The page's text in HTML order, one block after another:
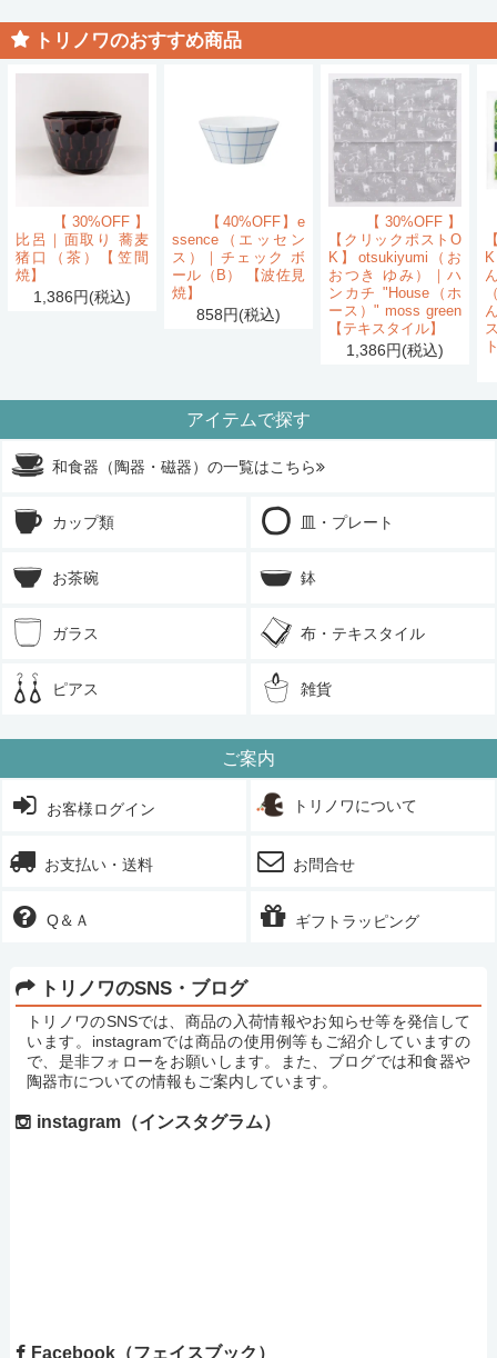
トリノワのおすすめ商品
【30%OFF】
比呂｜面取り 蕎麦
猪口（茶）【笠間
焼】
1,386円(税込)
【40%OFF】e
ssence（エッセン
ス）｜チェック ボ
ール（B） 【波佐見
焼】
858円(税込)
【30%OFF】
【クリックポストO
K】otsukiyumi（お
おつき ゆみ）｜ハ
ンカチ "House（ホ
ース）" moss green
【テキスタイル】
1,386円(税込)
アイテムで探す
和食器（陶器・磁器）の一覧はこちら
カップ類 皿・プレート
お茶碗 鉢
ガラス 布・テキスタイル
ピアス 雑貨
ご案内
お客様ログイン トリノワについて
お支払い・送料 お問合せ
Q＆Ａ ギフトラッピング
トリノワのSNS・ブログ
トリノワのSNSでは、商品の入荷情報やお知らせ等を発信して
います。instagramでは商品の使用例等もご紹介していますの
で、是非フォローをお願いします。また、ブログでは和食器や
陶器市についての情報もご案内しています。
instagram（インスタグラム）
Facebook（フェイスブック）